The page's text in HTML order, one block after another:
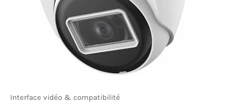
Interface vidéo & compatibilité